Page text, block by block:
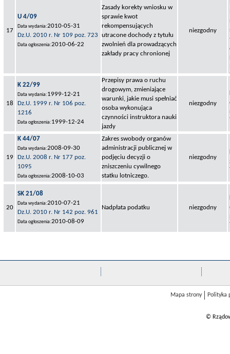
17
U 4/09
Data wydania:2010-05-31
Dz.U. 2010 r. Nr 109 poz. 723
Data ogłoszenia:2010-06-22
Zasady korekty wniosku w
sprawie kwot
rekompensujących
utracone dochody z tytułu
zwolnień dla prowadzących
zakłady pracy chronionej
niezgodny
18
K 22/99
Data wydania:1999-12-21
Dz.U. 1999 r. Nr 106 poz.
1216
Data ogłoszenia:1999-12-24
Przepisy prawa o ruchu
drogowym, zmieniające
warunki, jakie musi spełniać
osoba wykonująca
czynności instruktora nauki
jazdy
niezgodny
19
K 44/07
Data wydania:2008-09-30
Dz.U. 2008 r. Nr 177 poz.
1095
Data ogłoszenia:2008-10-03
Zakres swobody organów
administracji publicznej w
podjęciu decyzji o
zniszczeniu cywilnego
statku lotniczego.
niezgodny
20
SK 21/08
Data wydania:2010-07-21
Dz.U. 2010 r. Nr 142 poz. 961
Data ogłoszenia:2010-08-09
Nadpłata podatku niezgodny
Mapa strony Polityka
©